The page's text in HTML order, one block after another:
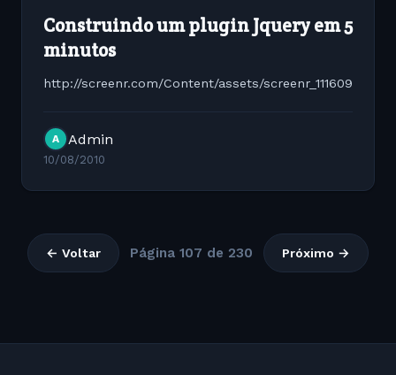
Construindo um plugin Jquery em 5
minutos
http://screenr.com/Content/assets/
A Admin
10/08/2010
← Voltar Página 107 de 230 Próximo →